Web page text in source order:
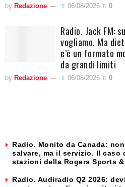
by Redazione 06/08/2026 0
Radio. Jack FM:
vogliamo. Ma
c’è un formato
da grandi limiti
by Redazione 06/08/2026 0
Radio. Monito da Canada:
salvare, ma il servizio. Il caso
stazioni della Rogers Sports
Radio. Audiradio Q2 2026: